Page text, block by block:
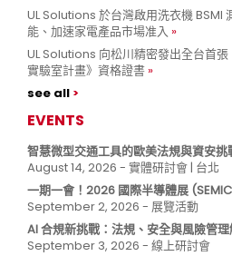
UL Solutions 於台灣啟用洗衣機
能、加速家電產品市場准入
UL Solutions 向松川精密發出全台首
實驗室計畫》資格證書
see all
EVENTS
智慧微型交通工具的歐美法規與資安挑
August 14, 2026 - 實體研討會 | 台北
一期一會！2026 國際半導體展
September 2, 2026 - 展覽活動
AI 合規新挑戰：法規、安全與風險管
September 3, 2026 - 線上研討會